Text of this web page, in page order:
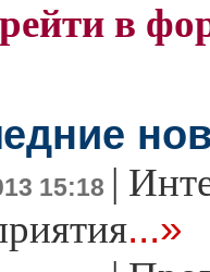
в
15:18 |
...»